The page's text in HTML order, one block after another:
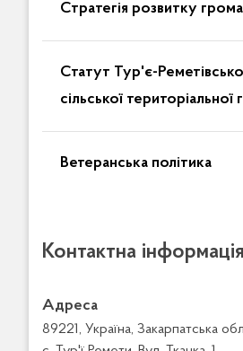
Стратегія розвитку
Статут Тур'є-
сільської територіальної
Ветеранська політика
Контактна інформація
Адреса
89221, Україна, Закарпатська